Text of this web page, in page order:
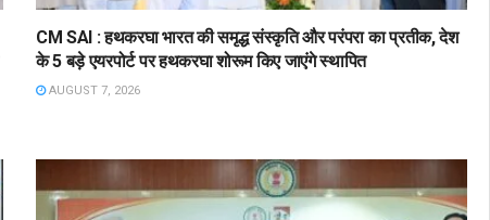
CM SAI : हथकरघा भारत की समृद्ध संस्कृति और परंपरा का प्रतीक, देश
के 5 बड़े एयरपोर्ट पर हथकरघा शोरूम किए जाएंगे स्थापित
AUGUST 7, 2026